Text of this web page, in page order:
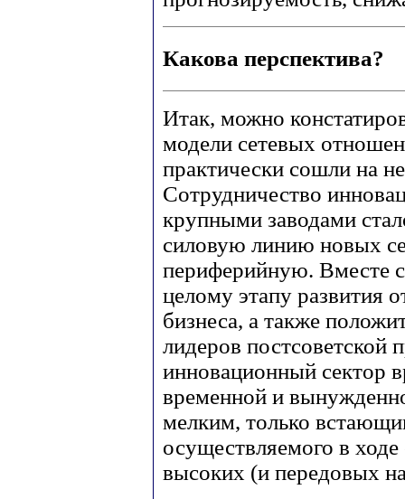
Какова перспектива?
Итак, можно
модели сетевых
практически сошли на
Сотрудничество
крупными заводами
силовую линию новых
периферийную. Вместе
целому этапу развития
бизнеса, а также
лидеров
инновационный сектор
временной и
мелким, только
осуществляемого в
высоких (и передовых